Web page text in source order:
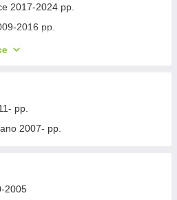
2017-2024 рр.
2016 рр.
рр.
хв.
рр.
2007- рр.
2005